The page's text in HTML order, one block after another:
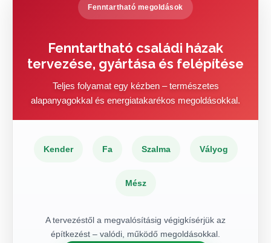
Fenntartható megoldások
Fenntartható családi házak
tervezése, gyártása és felépítése
Teljes folyamat egy kézben – természetes
alapanyagokkal és energiatakarékos megoldásokkal.
Kender Fa Szalma Vályog
Mész
A tervezéstől a megvalósításig végigkísérjük az
építkezést – valódi, működő megoldásokkal.